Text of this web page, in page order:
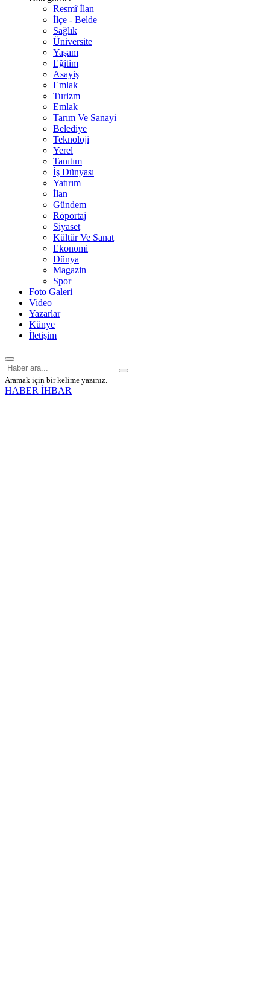
Resmî İlan
İlçe - Belde
Sağlık
Üniversite
Yaşam
Eğitim
Asayiş
Emlak
Turizm
Emlak
Tarım Ve Sanayi
Belediye
Teknoloji
Yerel
Tanıtım
İş Dünyası
Yatırım
İlan
Gündem
Röportaj
Siyaset
Kültür Ve Sanat
Ekonomi
Dünya
Magazin
Spor
Foto Galeri
Video
Yazarlar
Künye
İletişim
Aramak için bir kelime yazınız.
HABER İHBAR